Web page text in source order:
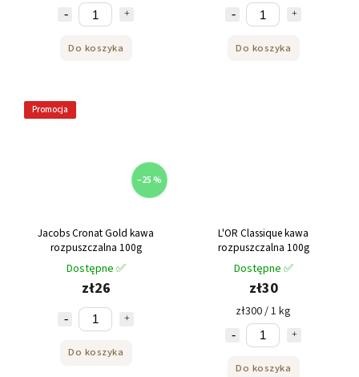
Do koszyka Do koszyka
Promocja
–25 %
Jacobs Cronat Gold kawa
rozpuszczalna 100g
Dostępne ✅
zł26
Do koszyka
L'OR Classique kawa
rozpuszczalna 100g
Dostępne ✅
zł30
zł300 / 1 kg
Do koszyka